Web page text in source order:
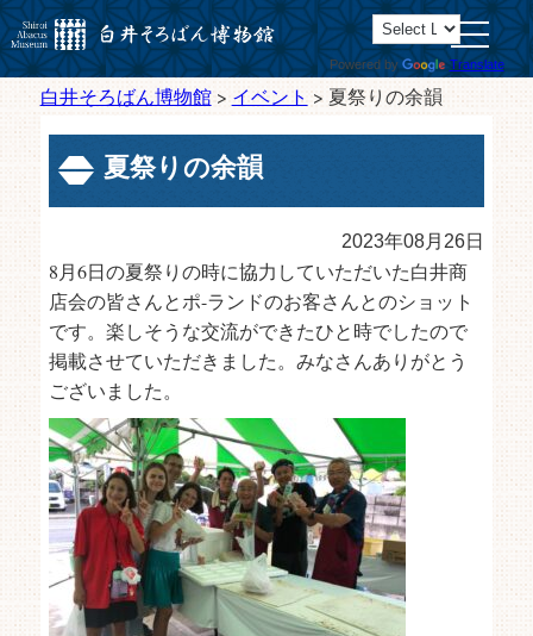
Powered by Translate
toggle
白井そろばん博物館> イベント > 夏祭りの余韻
夏祭りの余韻
2023年08月26日
8月6日の夏祭りの時に協力していただいた白井商
店会の皆さんとポ-ランドのお客さんとのショット
です。楽しそうな交流ができたひと時でしたので
掲載させていただきました。みなさんありがとう
ございました。